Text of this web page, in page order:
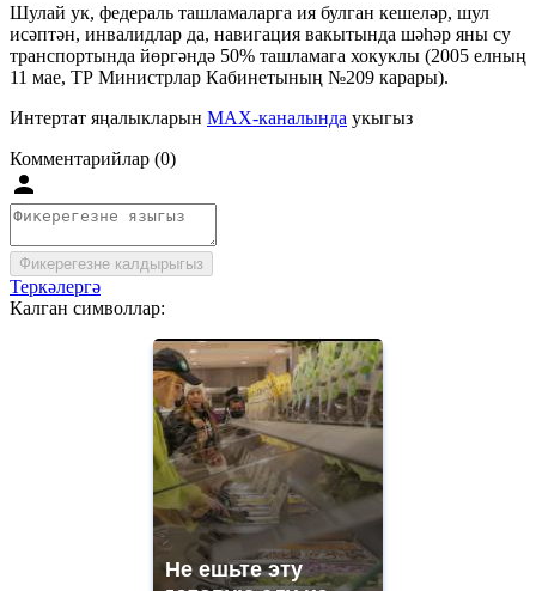
Шулай ук, федераль ташламаларга ия булган кешеләр, шул
исәптән, инвалидлар да, навигация вакытында шәһәр яны су
транспортында йөргәндә 50% ташламага хокуклы (2005 елның
11 мае, ТР Министрлар Кабинетының №209 карары).
Интертат яңалыкларын MAX-каналында укыгыз
Комментарийлар (0)
Фикерегезне калдырыгыз
Теркәлергә
Калган символлар:
Не ешьте эту